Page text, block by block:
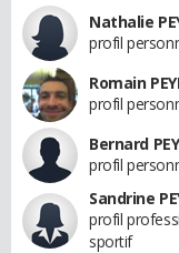
Nathalie
profil
Romain
profil
Bernard
profil
Sandrine
profil
sportif